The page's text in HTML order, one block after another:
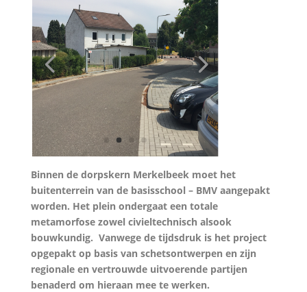
Binnen de dorpskern Merkelbeek moet het
buitenterrein van de basisschool – BMV aangepakt
worden. Het plein ondergaat een totale
metamorfose zowel civieltechnisch alsook
bouwkundig. Vanwege de tijdsdruk is het project
opgepakt op basis van schetsontwerpen en zijn
regionale en vertrouwde uitvoerende partijen
benaderd om hieraan mee te werken.